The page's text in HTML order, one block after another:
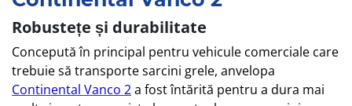
Robustețe și durabilitate
Concepută în principal pentru vehicule comerciale care
trebuie să transporte sarcini grele, anvelopa
Continental Vanco 2a fost întărită pentru a dura mai